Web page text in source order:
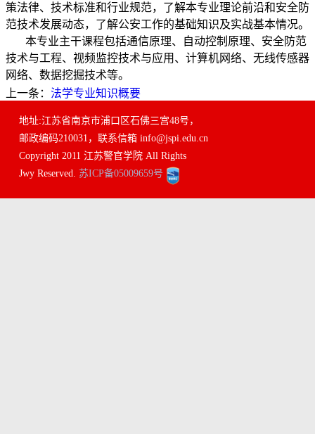
策法律、技术标准和行业规范，了解本专业理论前沿和安全防
范技术发展动态，了解公安工作的基础知识及实战基本情况。
本专业主干课程包括通信原理、自动控制原理、安全防范
技术与工程、视频监控技术与应用、计算机网络、无线传感器
网络、数据挖掘技术等。
上一条： 法学专业知识概要
地址:江苏省南京市浦口区石佛三宫48号，
邮政编码210031，联系信箱 info@jspi.edu.cn
Copyright 2011 江苏警官学院 All Rights
Jwy Reserved. 苏ICP备05009659号